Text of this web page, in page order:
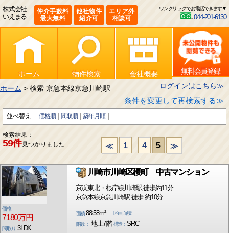
株式会社
いえまる
仲介手数料
最大無料
他社物件
紹介可
エリア外
相談可
ワンクリックでお電話できます▼
044-201-6130
ホーム 物件検索 会社概要
無料会員登録
ログインはこちら≫
ホーム > 検索 京急本線京急川崎駅
条件を変更して再検索する≫
並べ替え 価格順 間取順 築年月順
検索結果：
59件見つかりました ≪ 1
...
4 5 ≫
価格:
7180万円
間取り:3LDK
川崎市川崎区榎町 中古マンション
京浜東北・根岸線川崎駅 徒歩約11分
京急本線京急川崎駅 徒歩 約10分
面積:88.58m²
区画面積:
階数： 地上7階 構造：SRC